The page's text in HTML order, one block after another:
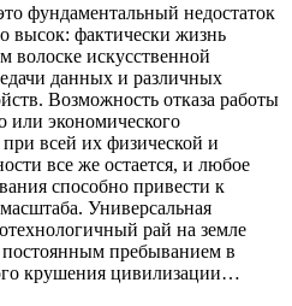
фундаментальный недостаток
высок: фактически жизнь
волоске искусственной
данных и различных
Возможность отказа работы
или экономического
при всей их физической и
все же остается, и любое
способно привести к
Универсальная
рай на земле
постоянным пребыванием в
крушения цивилизации…